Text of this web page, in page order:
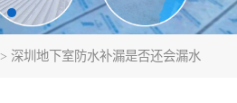
> 深圳地下室防水补漏是否还会漏水